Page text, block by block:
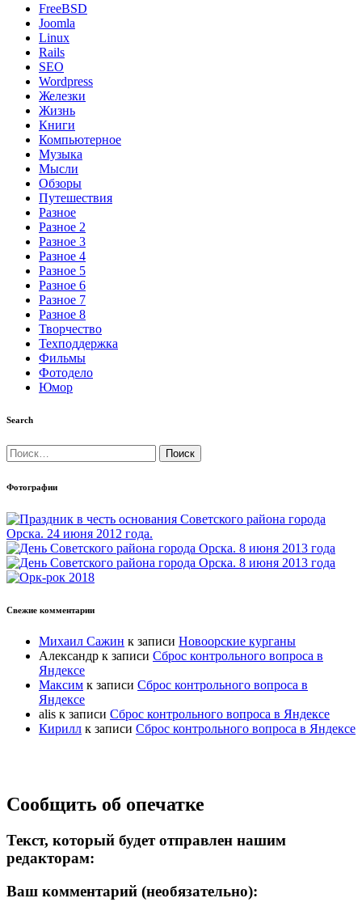
FreeBSD
Joomla
Linux
Rails
SEO
Wordpress
Железки
Жизнь
Книги
Компьютерное
Музыка
Мысли
Обзоры
Путешествия
Разное
Разное 2
Разное 3
Разное 4
Разное 5
Разное 6
Разное 7
Разное 8
Творчество
Техподдержка
Фильмы
Фотодело
Юмор
Search
Найти:
Фотографии
Свежие комментарии
Михаил Сажин к записи Новоорские курганы
Александр к записи Сброс контрольного вопроса в
Яндексе
Максим к записи Сброс контрольного вопроса в
Яндексе
alis к записи Сброс контрольного вопроса в Яндексе
Кирилл к записи Сброс контрольного вопроса в Яндексе
Прокрутка
вверх
Сообщить об опечатке
Текст, который будет отправлен нашим
редакторам:
Ваш комментарий (необязательно):